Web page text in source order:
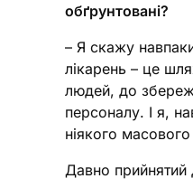
обґрунтовані?
– Я скажу
лікарень – це
людей, до
персоналу. І я,
ніякого
Давно прийнятий